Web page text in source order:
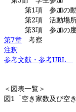
第1項 参加の
第2項 活動場
第3項 参加の
第7章 考
注釈
参考文献・参考URL
＜図表一覧＞
図1 「空き家数及び